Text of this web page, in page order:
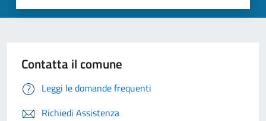
Contatta il comune
Leggi le domande frequenti
Richiedi Assistenza